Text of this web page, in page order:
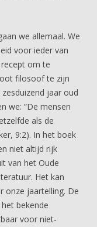
we allemaal. We
voor ieder van
om te
filosoof te zijn
jaar oud
we: “De mensen
als de
9:2). In het boek
niet altijd rijk
van het Oude
Het kan
onze jaartelling. De
bekende
voor niet-